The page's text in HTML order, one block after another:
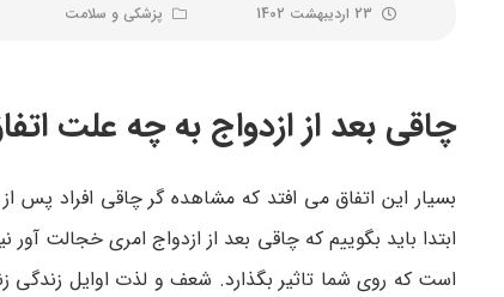
23 اردیبهشت 1402 پزشکی و سلامت
چاقی بعد از ازدواج به چه علت
بسیار این اتفاق می افتد که مشاهده گر چاقی افراد پس
ابتدا باید بگوییم که چاقی بعد از ازدواج امری خجالت
است که روی شما تاثیر بگذارد. شعف و لذت اوایل زندگی